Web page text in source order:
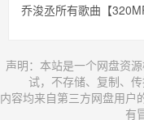
乔浚丞所有歌曲【
声明：本站是一个网盘资
试，不存储、复制、
内容均来自第三方网盘用户
有